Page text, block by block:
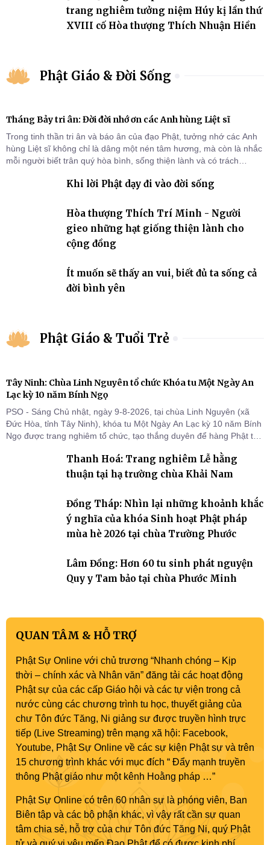
trang nghiêm tưởng niệm Húy kị lần thứ
XVIII cố Hòa thượng Thích Nhuận Hiền
Phật Giáo & Đời Sống
Tháng Bảy tri ân: Đời đời nhớ ơn các Anh hùng Liệt sĩ
Trong tinh thần tri ân và báo ân của đạo Phật, tưởng nhớ các Anh
hùng Liệt sĩ không chỉ là dâng một nén tâm hương, mà còn là nhắc
mỗi người biết trân quý hòa bình, sống thiện lành và có trách
Khi lời Phật dạy đi vào đời sống
Hòa thượng Thích Trí Minh - Người
gieo những hạt giống thiện lành cho
cộng đồng
Ít muốn sẽ thấy an vui, biết đủ ta sống cả
đời bình yên
Phật Giáo & Tuổi Trẻ
Tây Ninh: Chùa Linh Nguyên tổ chức Khóa tu Một Ngày An
Lạc kỳ 10 năm Bính Ngọ
PSO - Sáng Chủ nhật, ngày 9-8-2026, tại chùa Linh Nguyên (xã
Đức Hòa, tỉnh Tây Ninh), khóa tu Một Ngày An Lạc kỳ 10 năm Bính
Ngọ được trang nghiêm tổ chức, tạo thắng duyên để hàng Phật tử
đời sống thiện lành.Thanh Hoá: Trang nghiêm Lễ hằng
thuận tại hạ trường chùa Khải Nam
Đồng Tháp: Nhìn lại những khoảnh khắc
ý nghĩa của khóa Sinh hoạt Phật pháp
mùa hè 2026 tại chùa Trường Phước
Lâm Đồng: Hơn 60 tu sinh phát nguyện
Quy y Tam bảo tại chùa Phước Minh
QUAN TÂM & HỖ TRỢ
Phật Sự Online với chủ trương “Nhanh chóng – Kịp
thời – chính xác và Nhân văn” đăng tải các hoạt động
Phật sự của các cấp Giáo hội và các tự viện trong cả
nước cùng các chương trình tu học, thuyết giảng của
chư Tôn đức Tăng, Ni giảng sư được truyền hình trực
tiếp (Live Streaming) trên mạng xã hội: Facebook,
Youtube, Phật Sự Online về các sự kiện Phật sự và trên
15 chương trình khác với mục đích “ Đẩy mạnh truyền
thông Phật giáo như một kênh Hoằng pháp …”
Phật Sự Online có trên 60 nhân sự là phóng viên, Ban
Biên tập và các bộ phận khác, vì vậy rất cần sự quan
tâm chia sẻ, hỗ trợ của chư Tôn đức Tăng Ni, quý Phật